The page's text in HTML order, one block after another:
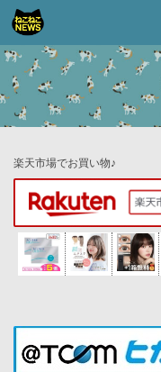
コンテンツへスキップ
楽天市場でお買い物♪